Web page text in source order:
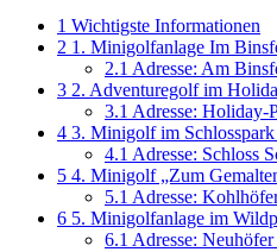
1 Wichtigste Informationen
2 1. Minigolfanlage Im
2.1 Adresse: Am
3 2. Adventuregolf im
3.1 Adresse: Holiday-
4 3. Minigolf im
4.1 Adresse: Schloss
5 4. Minigolf „Zum
5.1 Adresse:
6 5. Minigolfanlage im
6.1 Adresse: